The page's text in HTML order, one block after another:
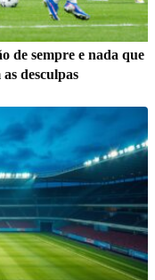
de sempre e nada que
desculpas